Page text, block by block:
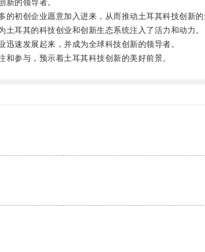
的领导者。
初创企业愿意加入进来，从而推动土耳其科技创新
耳其的科技创业和创新生态系统注入了活力和动力。
速发展起来，并成为全球科技创新的领导者。
参与，预示着土耳其科技创新的美好前景。